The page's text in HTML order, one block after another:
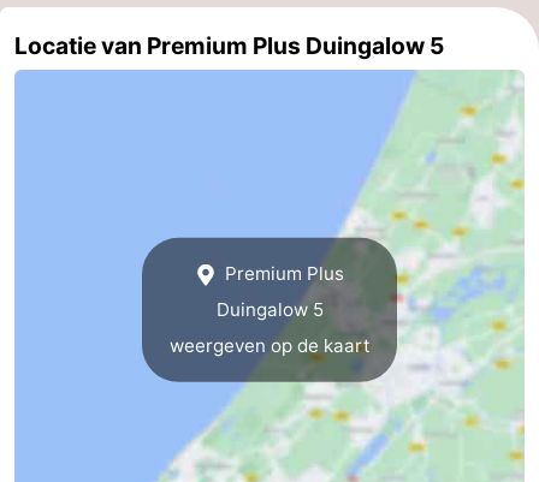
Locatie van Premium Plus Duingalow 5
Premium Plus
Duingalow 5
weergeven op de kaart